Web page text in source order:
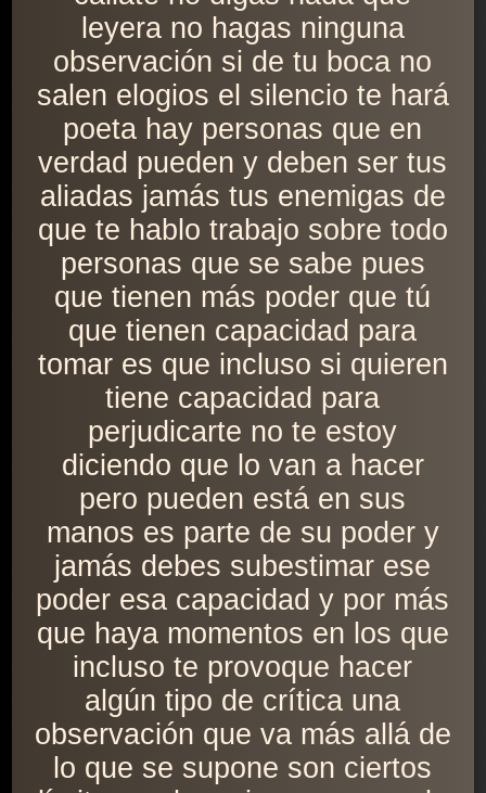
leyera no hagas ninguna
observación si de tu boca no
salen elogios el silencio te hará
poeta hay personas que en
verdad pueden y deben ser tus
aliadas jamás tus enemigas de
que te hablo trabajo sobre todo
personas que se sabe pues
que tienen más poder que tú
que tienen capacidad para
tomar es que incluso si quieren
tiene capacidad para
perjudicarte no te estoy
diciendo que lo van a hacer
pero pueden está en sus
manos es parte de su poder y
jamás debes subestimar ese
poder esa capacidad y por más
que haya momentos en los que
incluso te provoque hacer
algún tipo de crítica una
observación que va más allá de
lo que se supone son ciertos